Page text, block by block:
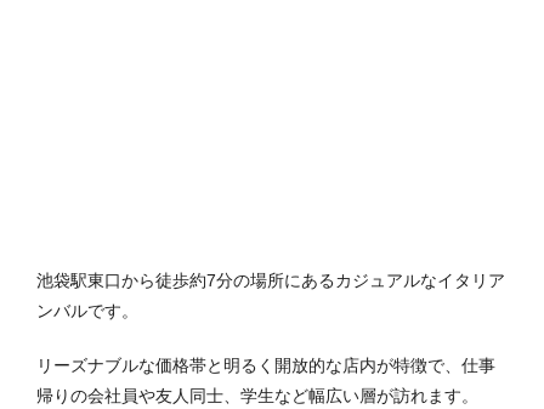
池袋駅東口から徒歩約7分の場所にあるカジュアルなイタリア
ンバルです。
リーズナブルな価格帯と明るく開放的な店内が特徴で、仕事
帰りの会社員や友人同士、学生など幅広い層が訪れます。